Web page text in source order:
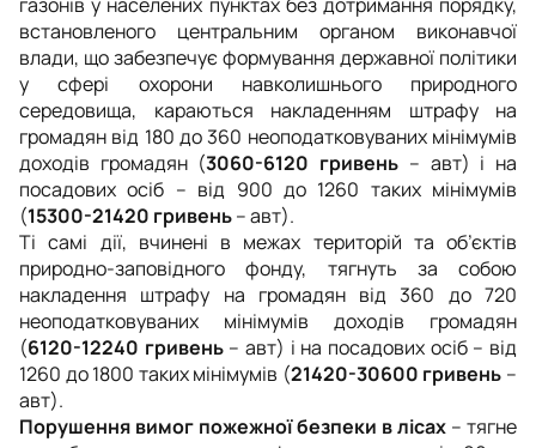
встановленого центральним органом виконавчої
влади, що забезпечує формування державної політики
у сфері охорони навколишнього природного
середовища, караються накладенням штрафу на
громадян від 180 до 360 неоподатковуваних мінімумів
доходів громадян (3060-6120 гривень – авт) і на
посадових осіб – від 900 до 1260 таких мінімумів
(15300-21420 гривень– авт).
Ті самі дії, вчинені в межах територій та об’єктів
природно-заповідного фонду, тягнуть за собою
накладення штрафу на громадян від 360 до 720
неоподатковуваних мінімумів доходів громадян
(6120-12240 гривень – авт) і на посадових осіб – від
1260 до 1800 таких мінімумів (21420-30600 гривень –
авт).
Порушення вимог пожежної безпеки в лісах – тягне